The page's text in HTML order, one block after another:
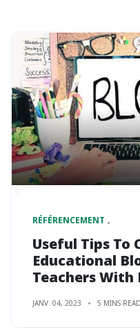
RÉFÉRENCEMENT
Useful Tips To
Educational
Teachers With
JANV. 04, 2023 5 MINS READ